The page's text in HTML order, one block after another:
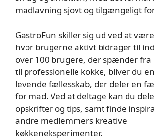
madlavning sjovt og tilgængeligt
GastroFun skiller sig ud ved at
hvor brugerne aktivt bidrager til
over 100 brugere, der spænder fra
til professionelle kokke, bliver du
levende fællesskab, der deler en
for mad. Ved at deltage kan du
opskrifter og tips, samt finde
andre medlemmers kreative
køkkeneksperimenter.